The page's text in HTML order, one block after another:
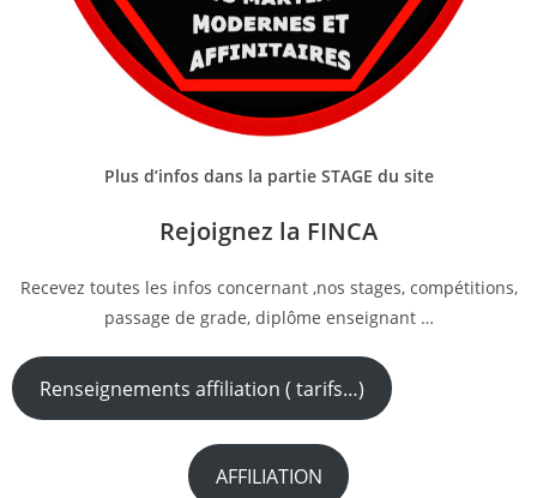
Plus d’infos dans la partie STAGE du site
Rejoignez la FINCA
Recevez toutes les infos concernant ,nos stages, compétitions,
passage de grade, diplôme enseignant …
Renseignements affiliation ( tarifs…)
AFFILIATION